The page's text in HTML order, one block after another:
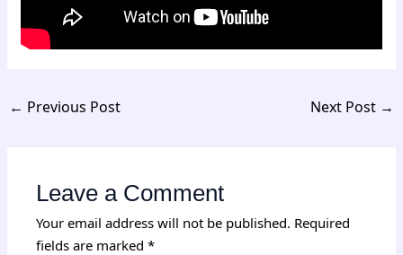
← Previous Post Next Post →
Leave a Comment
Your email address will not be published. Required
fields are marked*